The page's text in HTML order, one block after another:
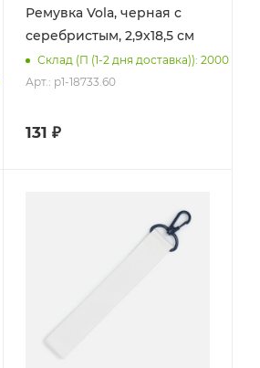
Ремувка Vola, черная с
серебристым, 2,9х18,5 см
Склад (П (1-2 дня доставка)): 2000
Арт.: p1-18733.60
131 ₽